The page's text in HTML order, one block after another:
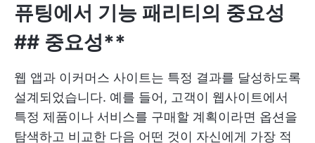
퓨팅에서 기능 패리티의 중요성
## 중요성**
웹 앱과 이커머스 사이트는 특정 결과를 달성하도록
설계되었습니다. 예를 들어, 고객이 웹사이트에서
특정 제품이나 서비스를 구매할 계획이라면 옵션을
탐색하고 비교한 다음 어떤 것이 자신에게 가장 적